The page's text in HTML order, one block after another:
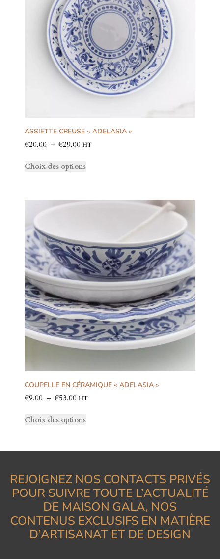
ASSIETTE CREUSE « ADELASIA »
€20.00 – €29.00 HT
Choix des options
COUPELLE EN CÉRAMIQUE « ADELASIA »
€9.00 – €53.00 HT
Choix des options
REJOIGNEZ NOS CONTACTS PRIVÉS
POUR SUIVRE TOUTE L’ACTUALITÉ
DE MAISON GALA, NOS
CONTENUS EXCLUSIFS EN MATIÈRE
D’ARTISANAT ET DE DESIGN